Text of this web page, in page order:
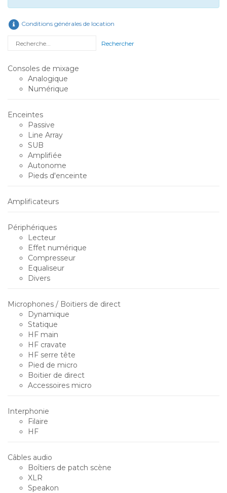
Conditions générales de location
Rechercher
Consoles de mixage
Analogique
Numérique
Enceintes
Passive
Line Array
SUB
Amplifiée
Autonome
Pieds d'enceinte
Amplificateurs
Périphériques
Lecteur
Effet numérique
Compresseur
Equaliseur
Divers
Microphones / Boitiers de direct
Dynamique
Statique
HF main
HF cravate
HF serre tête
Pied de micro
Boitier de direct
Accessoires micro
Interphonie
Filaire
HF
Câbles audio
Boîtiers de patch scène
XLR
Speakon